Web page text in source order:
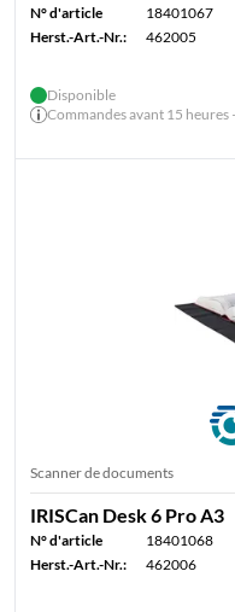
N° d'article
18401067
Herst.-Art.-Nr.:
462005
Disponible
Commandes avant 15 heures
Scanner de documents
IRISCan Desk 6 Pro A3
N° d'article
18401068
Herst.-Art.-Nr.:
462006